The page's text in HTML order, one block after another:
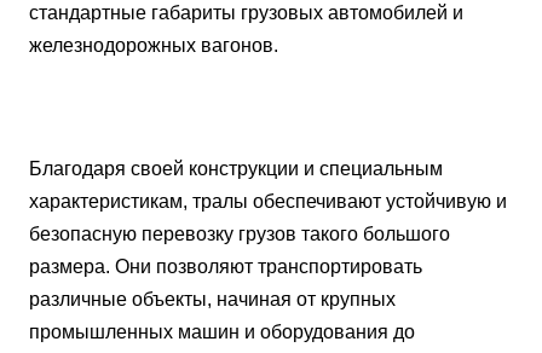
стандартные габариты грузовых автомобилей и
железнодорожных вагонов.
Благодаря своей конструкции и специальным
характеристикам, тралы обеспечивают устойчивую и
безопасную перевозку грузов такого большого
размера. Они позволяют транспортировать
различные объекты, начиная от крупных
промышленных машин и оборудования до